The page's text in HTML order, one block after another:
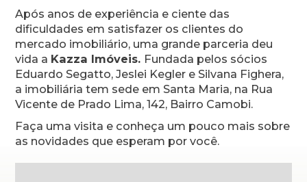
Após anos de experiência e ciente das
dificuldades em satisfazer os clientes do
mercado imobiliário, uma grande parceria deu
vida a Kazza Imóveis. Fundada pelos sócios
Eduardo Segatto, Jeslei Kegler e Silvana Fighera,
a imobiliária tem sede em Santa Maria, na Rua
Vicente de Prado Lima, 142, Bairro Camobi.
Faça uma visita e conheça um pouco mais sobre
as novidades que esperam por você.